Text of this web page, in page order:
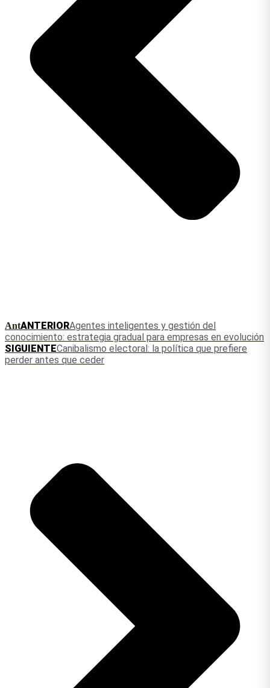
AntANTERIORAgentes inteligentes y gestión del
conocimiento: estrategia gradual para empresas en evolución
SIGUIENTECanibalismo electoral: la política que prefiere
perder antes que ceder